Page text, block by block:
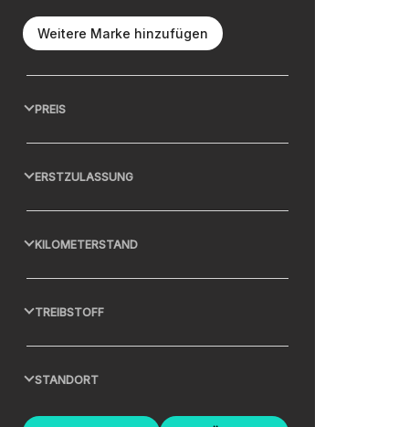
Weitere Marke hinzufügen
PREIS
ERSTZULASSUNG
KILOMETERSTAND
TREIBSTOFF
STANDORT